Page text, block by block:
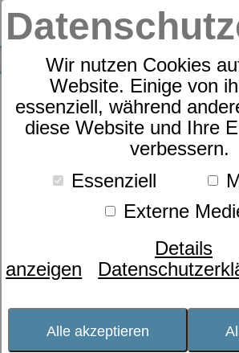
Wir nutzen Cookies
Website. Einige von
essenziell, während
diese Website und Ihre
verbessern.
Essenziell
Externe
Details
anzeigen
Alle akzeptieren
Produkte Einlegerahmen
3 Produkte
dormabell CTS
Der Rahmen dormabell CTS
durch Leisten mit
wirkenden Federelementen
den Kopf-Schulterbereich
Rückenlage flache
Brust- und Kopfbereich
Seitenlage sinkt die Schulter
der Kopfbereich wird zur
angehoben. Die Federkörper